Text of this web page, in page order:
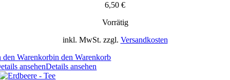
6,50 €
Vorrätig
inkl. MwSt. zzgl. Versandkosten
den Warenkorbin den Warenkorb
ansehenDetails ansehen